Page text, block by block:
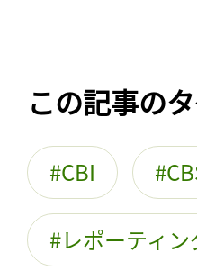
この記事の
CBI
レポーティ